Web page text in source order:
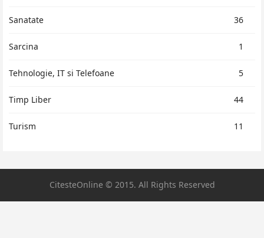
Sanatate 36
Sarcina 1
Tehnologie, IT si Telefoane 5
Timp Liber 44
Turism 11
CitesteOnline © 2015. All Rights Reserved